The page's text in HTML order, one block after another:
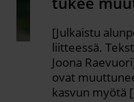
[Julkaistu
liitteessä.
Joona
ovat
kasvun myötä